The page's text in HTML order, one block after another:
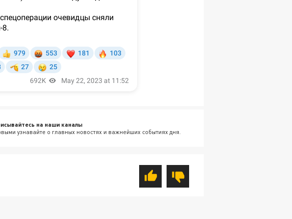
на наши каналы
узнавайте о главных новостях и важнейших событиях дня.